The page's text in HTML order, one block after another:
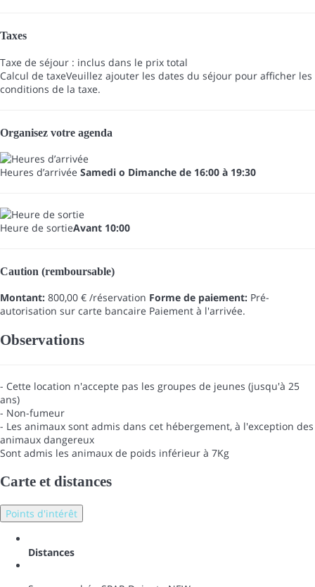
Taxes
Taxe de séjour : inclus dans le prix total
Calcul de taxeVeuillez ajouter les dates du séjour pour afficher les
conditions de la taxe.
Organisez votre agenda
Heures d’arrivée Samedi o Dimanche de 16:00 à 19:30
Heure de sortieAvant 10:00
Caution (remboursable)
Montant: 800,00 € /réservation Forme de paiement: Pré-
autorisation sur carte bancaire Paiement à l'arrivée.
Observations
- Cette location n'accepte pas les groupes de jeunes (jusqu'à 25
ans)
- Non-fumeur
- Les animaux sont admis dans cet hébergement, à l'exception des
animaux dangereux
Sont admis les animaux de poids inférieur à 7Kg
Carte et distances
Points d'intérêt
Distances